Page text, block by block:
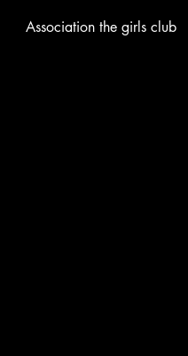
Association the girls club